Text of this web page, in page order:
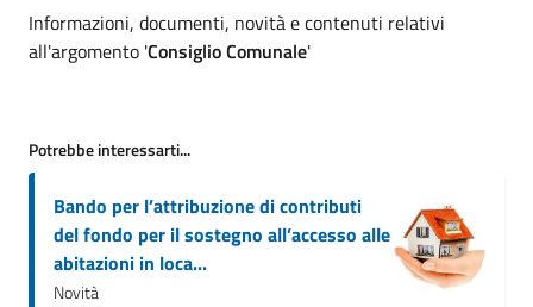
Dettagli argomento
Informazioni, documenti, novità e contenuti relativi
all'argomento 'Consiglio Comunale'
Potrebbe interessarti...
Bando per l’attribuzione di contributi
del fondo per il sostegno all’accesso alle
abitazioni in loca...
Novità